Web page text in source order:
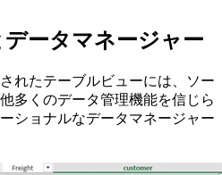
ータマネージャー
れたテーブルビューには、ソー
多くのデータ管理機能を信じら
ショナルなデータマネージャー